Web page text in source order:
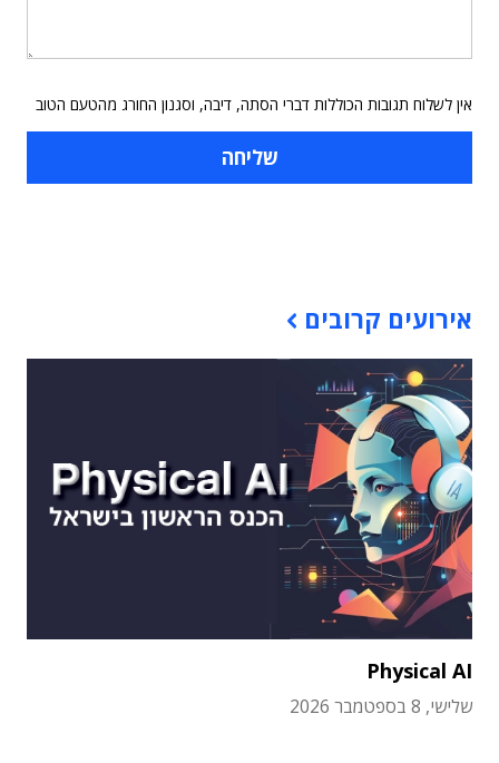
אין לשלוח תגובות הכוללות דברי הסתה, דיבה, וסגנון החורג מהטעם הטוב
אירועים קרובים
Physical AI
שלישי, 8 בספטמבר 2026